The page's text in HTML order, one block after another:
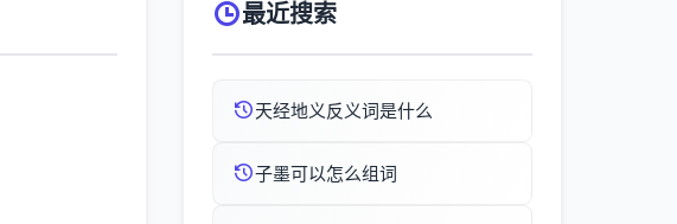
最近搜索
天经地义反义词是什么
子墨可以怎么组词